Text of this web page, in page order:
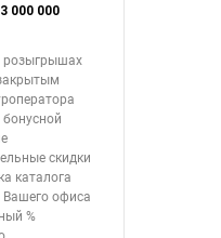
000 000
розыгрышах
скидки
каталога
Вашего офиса
%